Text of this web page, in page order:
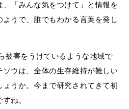
、「みんな気をつけて」と情報を
うで、誰でもわかる言葉を発し
被害をうけているような地域で
ウは、全体の生存維持が難しい
ょうか。今まで研究されてきて初
ね。